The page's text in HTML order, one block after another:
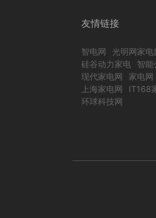
友情链接
智电网 光明网家电
硅谷动力家电
智能
现代家电网
家电网
上海家电网
IT168
环球科技网